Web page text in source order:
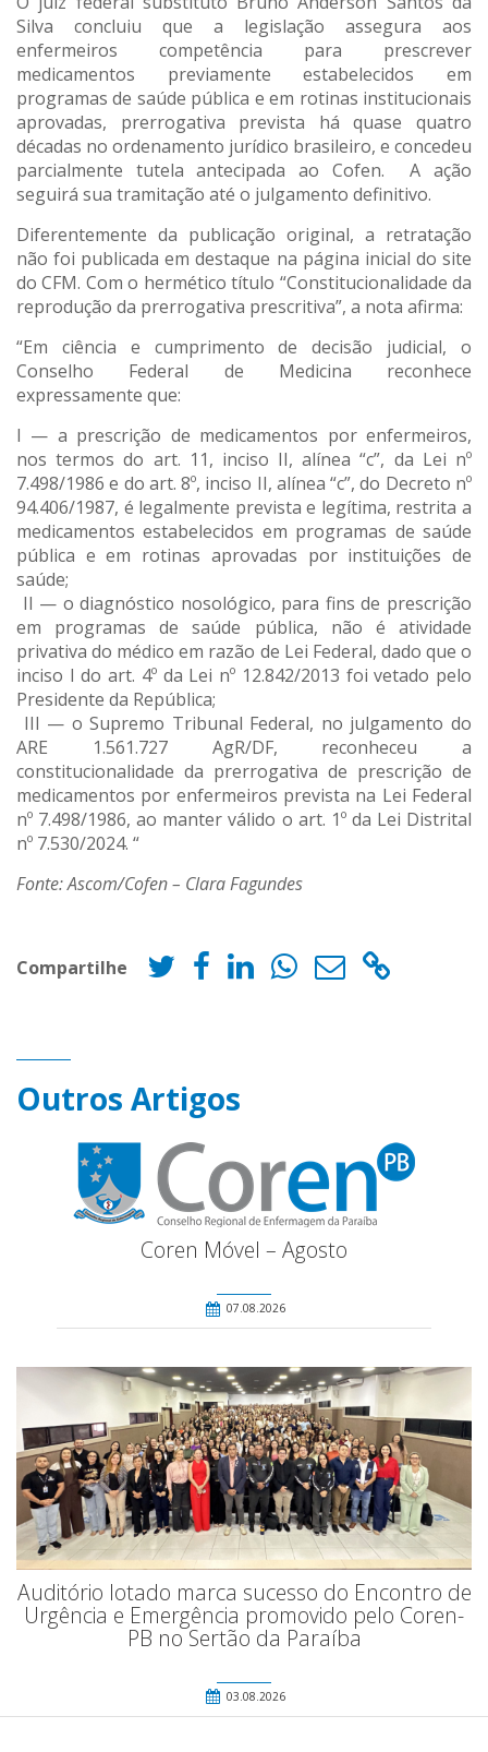
Silva concluiu que a legislação assegura aos
enfermeiros competência para prescrever
medicamentos previamente estabelecidos em
programas de saúde pública e em rotinas institucionais
aprovadas, prerrogativa prevista há quase quatro
décadas no ordenamento jurídico brasileiro, e concedeu
parcialmente tutela antecipada ao Cofen. A ação
seguirá sua tramitação até o julgamento definitivo.
Diferentemente da publicação original, a retratação
não foi publicada em destaque na página inicial do site
do CFM. Com o hermético título “Constitucionalidade da
reprodução da prerrogativa prescritiva”, a nota afirma:
“Em ciência e cumprimento de decisão judicial, o
Conselho Federal de Medicina reconhece
expressamente que:
I — a prescrição de medicamentos por enfermeiros,
nos termos do art. 11, inciso II, alínea “c”, da Lei nº
7.498/1986 e do art. 8º, inciso II, alínea “c”, do Decreto nº
94.406/1987, é legalmente prevista e legítima, restrita a
medicamentos estabelecidos em programas de saúde
pública e em rotinas aprovadas por instituições de
saúde;
II — o diagnóstico nosológico, para fins de prescrição
em programas de saúde pública, não é atividade
privativa do médico em razão de Lei Federal, dado que o
inciso I do art. 4º da Lei nº 12.842/2013 foi vetado pelo
Presidente da República;
III — o Supremo Tribunal Federal, no julgamento do
ARE 1.561.727 AgR/DF, reconheceu a
constitucionalidade da prerrogativa de prescrição de
medicamentos por enfermeiros prevista na Lei Federal
nº 7.498/1986, ao manter válido o art. 1º da Lei Distrital
nº 7.530/2024. “
Fonte: Ascom/Cofen – Clara Fagundes
Compartilhe
Outros Artigos
Coren Móvel – Agosto
07.08.2026
Auditório lotado marca sucesso do Encontro de
Urgência e Emergência promovido pelo Coren-
PB no Sertão da Paraíba
03.08.2026